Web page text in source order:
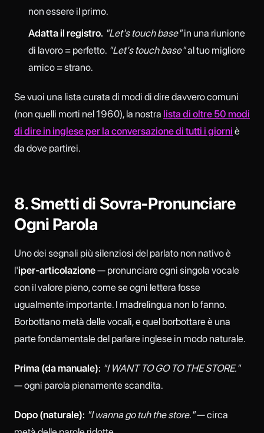
non essere il primo.
Adatta il registro. "Let's touch base"in una riunione
di lavoro = perfetto. "Let's touch base"al tuo migliore
amico = strano.
Se vuoi una lista curata di modi di dire davvero comuni
(non quelli morti nel 1960), la nostra lista di oltre 50 modi
di dire in inglese per la conversazione di tutti i giorni è
da dove partirei.
8. Smetti di Sovra-Pronunciare
Ogni Parola
Uno dei segnali più silenziosi del parlato non nativo è
l'iper-articolazione— pronunciare ogni singola vocale
con il valore pieno, come se ogni lettera fosse
ugualmente importante. I madrelingua non lo fanno.
Borbottano metà delle vocali, e quel borbottare è una
parte fondamentale del parlare inglese in modo naturale.
Prima (da manuale): "I WANT TO GO TO THE STORE."
— ogni parola pienamente scandita.
Dopo (naturale): "I wanna go tuh the store."— circa